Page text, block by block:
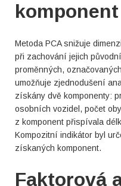
Metoda PCA snižuje
při zachování jejich
proměnných,
umožňuje zjednodušení
získány dvě komponenty:
osobních vozidel, počet
z komponent přispívala
Kompozitní indikátor byl
získaných komponent.
Faktorová